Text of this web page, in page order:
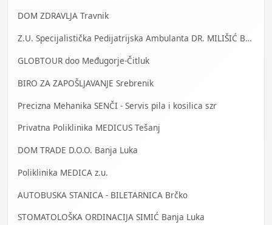
DOM ZDRAVLJA Travnik
Z.U. Specijalistička Pedijatrijska Ambulanta DR. MILIŠIĆ Banja Luka
GLOBTOUR doo Međugorje-Čitluk
BIRO ZA ZAPOŠLJAVANJE Srebrenik
Precizna Mehanika SENČI - Servis pila i kosilica szr
Privatna Poliklinika MEDICUS Tešanj
DOM TRADE D.O.O. Banja Luka
Poliklinika MEDICA z.u.
AUTOBUSKA STANICA - BILETARNICA Brčko
STOMATOLOŠKA ORDINACIJA SIMIĆ Banja Luka